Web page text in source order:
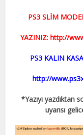
PS3 SLİM
YAZINIZ: http://
PS3 KALIN
http://
*Yazıyı yazdıktan
uyarısı